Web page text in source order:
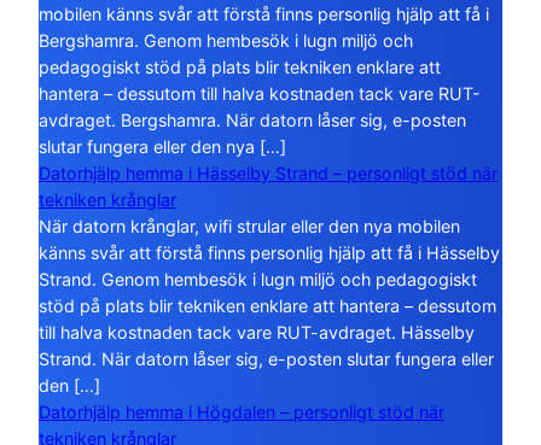
mobilen känns svår att förstå finns personlig hjälp att få i
Bergshamra. Genom hembesök i lugn miljö och
pedagogiskt stöd på plats blir tekniken enklare att
hantera – dessutom till halva kostnaden tack vare RUT-
avdraget. Bergshamra. När datorn låser sig, e-posten
slutar fungera eller den nya […]
Datorhjälp hemma i Hässelby Strand – personligt stöd när
tekniken krånglar
När datorn krånglar, wifi strular eller den nya mobilen
känns svår att förstå finns personlig hjälp att få i Hässelby
Strand. Genom hembesök i lugn miljö och pedagogiskt
stöd på plats blir tekniken enklare att hantera – dessutom
till halva kostnaden tack vare RUT-avdraget. Hässelby
Strand. När datorn låser sig, e-posten slutar fungera eller
den […]
Datorhjälp hemma i Högdalen – personligt stöd när
tekniken krånglar